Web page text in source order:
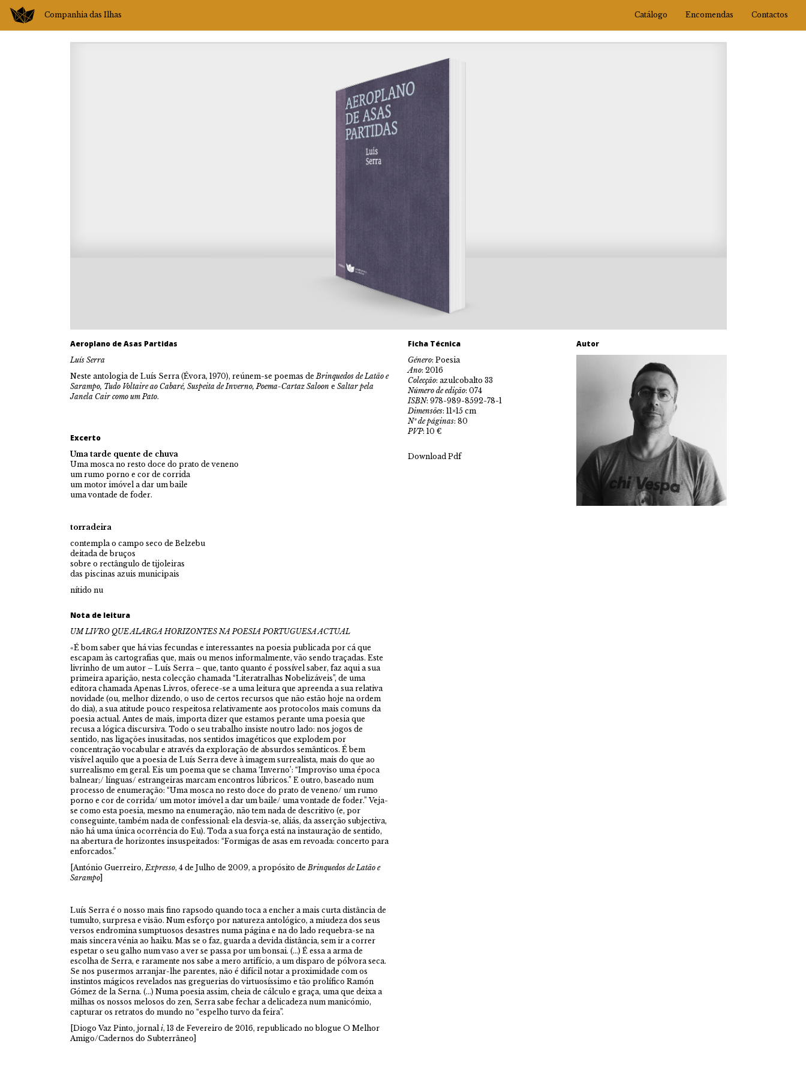
Companhia das Ilhas Catálogo Encomendas Contactos
Aeroplano de Asas Partidas
Luís Serra
Neste antologia de Luís Serra (Évora, 1970), reúnem-se poemas deBrinquedos de Latão e
Sarampo, Tudo Voltaire ao Cabaré, Suspeita de Inverno,Poema-Cartaz Saloon e Saltar pela
Janela Cair como um Pato.
Excerto
Uma tarde quente de chuva
Uma mosca no resto doce do prato de veneno
um rumo porno e cor de corrida
um motor imóvel a dar um baile
uma vontade de foder.
torradeira
contempla o campo seco de Belzebu
deitada de bruços
sobre o rectângulo de tijoleiras
das piscinas azuis municipais
nítido nu
Nota de leitura
UM LIVRO QUE ALARGA HORIZONTES NA POESIA PORTUGUESA ACTUAL
«É bom saber que há vias fecundas e interessantes na poesia publicada por cá que
escapam às cartografias que, mais ou menos informalmente, vão sendo traçadas. Este
livrinho de um autor – Luís Serra – que, tanto quanto é possível saber, faz aqui a sua
primeira aparição, nesta colecção chamada “Literatralhas Nobelizáveis”, de uma
editora chamada Apenas Livros, oferece-se a uma leitura que apreenda a sua relativa
novidade (ou, melhor dizendo, o uso de certos recursos que não estão hoje na ordem
do dia), a sua atitude pouco respeitosa relativamente aos protocolos mais comuns da
poesia actual. Antes de mais, importa dizer que estamos perante uma poesia que
recusa a lógica discursiva. Todo o seu trabalho insiste noutro lado: nos jogos de
sentido, nas ligações inusitadas, nos sentidos imagéticos que explodem por
concentração vocabular e através da exploração de absurdos semânticos. É bem
visível aquilo que a poesia de Luís Serra deve à imagem surrealista, mais do que ao
surrealismo em geral. Eis um poema que se chama ‘Inverno’: “Improviso uma época
balnear;/ línguas/ estrangeiras marcam encontros lúbricos.” E outro, baseado num
processo de enumeração: “Uma mosca no resto doce do prato de veneno/ um rumo
porno e cor de corrida/ um motor imóvel a dar um baile/ uma vontade de foder.” Veja-
se como esta poesia, mesmo na enumeração, não tem nada de descritivo (e, por
conseguinte, também nada de confessional: ela desvia-se, aliás, da asserção subjectiva,
não há uma única ocorrência do Eu). Toda a sua força está na instauração de sentido,
na abertura de horizontes insuspeitados: “Formigas de asas em revoada: concerto para
enforcados.”
[António Guerreiro,Expresso, 4 de Julho de 2009, a propósito deBrinquedos de Latão e
Sarampo
Luís Serra é o nosso mais fino rapsodo quando toca a encher a mais curta distância de
tumulto, surpresa e visão. Num esforço por natureza antológico, a miudeza dos seus
versos endromina sumptuosos desastres numa página e na do lado requebra-se na
mais sincera vénia ao haiku. Mas se o faz, guarda a devida distância, sem ir a correr
espetar o seu galho num vaso a ver se passa por um bonsai. (…) É essa a arma de
escolha de Serra, e raramente nos sabe a mero artifício, a um disparo de pólvora seca.
Se nos pusermos arranjar-lhe parentes, não é difícil notar a proximidade com os
instintos mágicos revelados nas greguerias do virtuosíssimo e tão prolífico Ramón
Gómez de la Serna. (…) Numa poesia assim, cheia de cálculo e graça, uma que deixa a
milhas os nossos melosos do zen, Serra sabe fechar a delicadeza num manicómio,
capturar os retratos do mundo no “espelho turvo da feira”.
[Diogo Vaz Pinto, jornali, 13 de Fevereiro de 2016, republicado no blogue O Melhor
Amigo/Cadernos do Subterrâneo
Ficha Técnica
Género: Poesia
Ano: 2016
Colecção: azulcobalto 33
Número de edição: 074
ISBN: 978-989-8592-78-1
Dimensões: 11×15 cm
Nº de páginas: 80
PVP: 10 €
Download Pdf
Autor